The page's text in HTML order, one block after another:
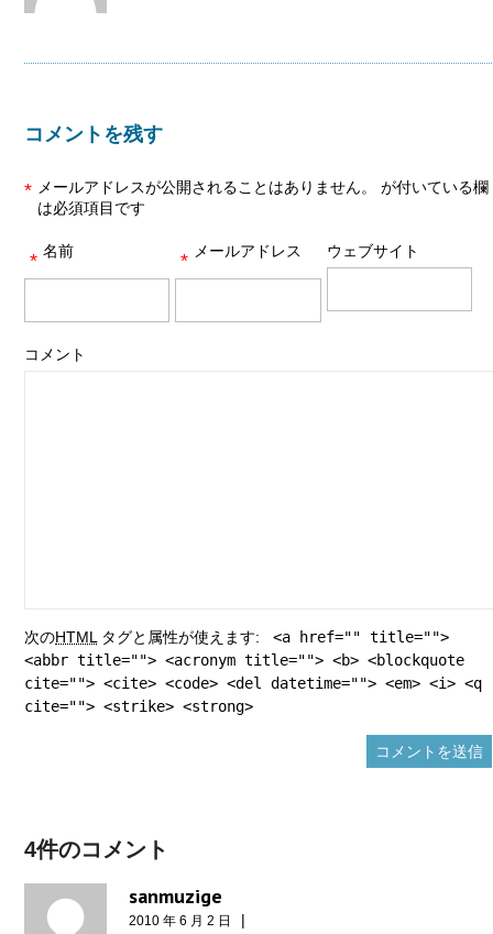
コメントを残す
メールアドレスが公開されることはありません。
*
が付いている欄
は必須項目です
名前
* メールアドレス
* ウェブサイト
コメント
次のHTMLタグと属性が使えます:
<a href="" title="">
<abbr title=""> <acronym title=""> <b> <blockquote
cite=""> <cite> <code> <del datetime=""> <em> <i> <q
cite=""> <strike> <strong>
4件のコメント
sanmuzige
2010 年 6 月 2 日 |